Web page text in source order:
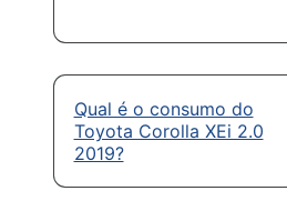
Qual é o consumo do
Toyota Corolla XEi 2.0
2019?